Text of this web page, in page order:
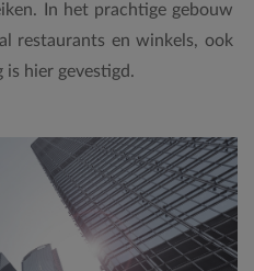
In het prachtige gebouw
restaurants en winkels, ook
is hier gevestigd.